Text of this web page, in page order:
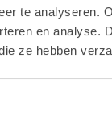
te analyseren.
en analyse.
ze hebben
6150809554519